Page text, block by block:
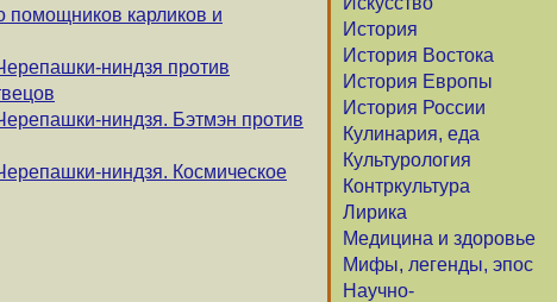
История
История Востока
История Европы
История России
Кулинария, еда
Культурология
Контркультура
Лирика
Медицина и здоровье
Мифы, легенды, эпос
Научно-
помощников карликов и
ниндзя против
ниндзя. Бэтмэн против
ниндзя. Космическое